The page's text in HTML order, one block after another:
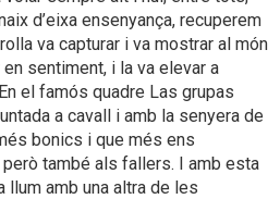
d’eixa ensenyança, recuperem
va capturar i va mostrar al món
sentiment, i la va elevar a
el famós quadre Las grupas
a cavall i amb la senyera de
bonics i que més ens
també als fallers. I amb esta
llum amb una altra de les